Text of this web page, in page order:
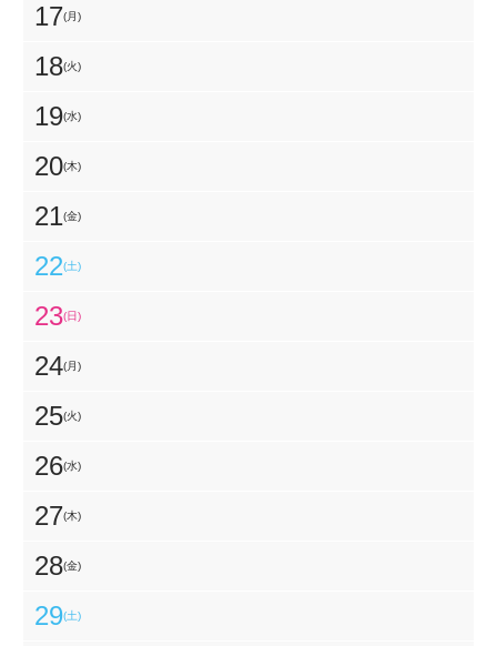
17(月)
18(火)
19(水)
20(木)
21(金)
22(土)
23(日)
24(月)
25(火)
26(水)
27(木)
28(金)
29(土)